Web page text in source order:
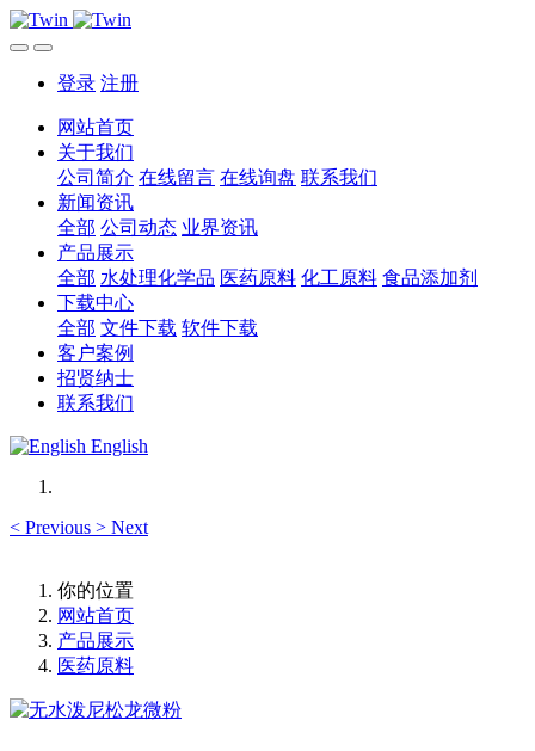
登录 注册
网站首页
关于我们
公司简介 在线留言 在线询盘 联系我们
新闻资讯
全部 公司动态 业界资讯
产品展示
全部 水处理化学品 医药原料 化工原料 食品添加剂
下载中心
全部 文件下载 软件下载
客户案例
招贤纳士
联系我们
English
< Previous > Next
你的位置
网站首页
产品展示
医药原料